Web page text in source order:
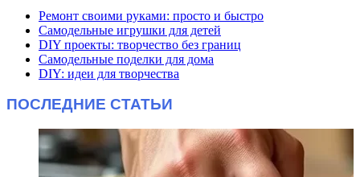
Ремонт своими руками: просто и быстро
Самодельные игрушки для детей
DIY проекты: творчество без границ
Самодельные поделки для дома
DIY: идеи для творчества
ПОСЛЕДНИЕ СТАТЬИ